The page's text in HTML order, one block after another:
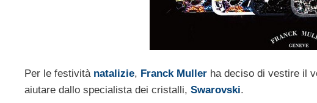
Per le festività natalizie, Franck Muller ha deciso di vestire il
aiutare dallo specialista dei cristalli, Swarovski.